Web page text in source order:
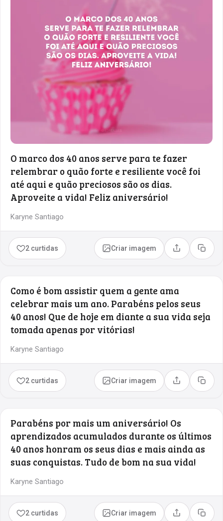
O marco dos 40 anos serve para te fazer
relembrar o quão forte e resiliente você foi
até aqui e quão preciosos são os dias.
Aproveite a vida! Feliz aniversário!
Karyne Santiago
2 curtidas Criar imagem Compartilhar
Copiar
Como é bom assistir quem a gente ama
celebrar mais um ano. Parabéns pelos seus
40 anos! Que de hoje em diante a sua vida seja
tomada apenas por vitórias!
Karyne Santiago
2 curtidas Criar imagem Compartilhar
Copiar
Parabéns por mais um aniversário! Os
aprendizados acumulados durante os últimos
40 anos honram os seus dias e mais ainda as
suas conquistas. Tudo de bom na sua vida!
Karyne Santiago
2 curtidas Criar imagem Compartilhar
Copiar